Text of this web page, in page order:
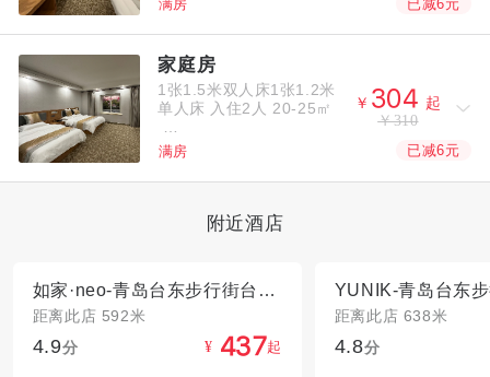
满房 已减6元
家庭房
1张1.5米双人床1张1.2米
单人床 入住2人 20-25㎡ ￥  起
￥310
满房 已减6元
附近酒店
如家·neo-青岛台东步行街台东地铁站店
距离此店 592米
4.9分 ¥  起
距离此店 638米
4.8分